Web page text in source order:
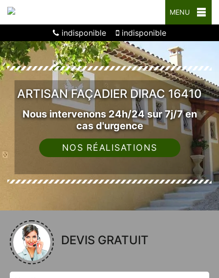
MENU
indisponible indisponible
ARTISAN FAÇADIER DIRAC 16410
Nous intervenons 24h/24 sur 7j/7 en
cas d'urgence
NOS RÉALISATIONS
DEVIS GRATUIT